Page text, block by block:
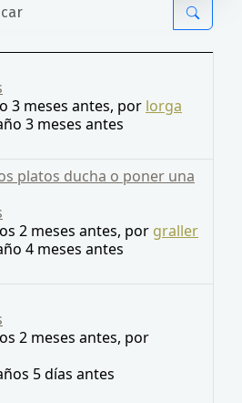
3 meses antes, por lorga
3 meses antes
platos ducha o poner una
2 meses antes, por graller
4 meses antes
2 meses antes, por
5 días antes